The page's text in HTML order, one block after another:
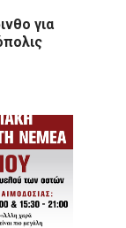
για